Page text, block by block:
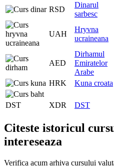
RSD
Dinarul
sarbesc
UAH
Hryvna
ucraineana
AED
Dirhamul
Emiratelor
Arabe
HRK Kuna croata
DST
XDR DST
Citeste istoricul
intereseaza
Verifica acum arhiva cursului